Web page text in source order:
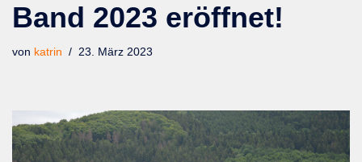
Band 2023 eröffnet!
von katrin 23. März 2023